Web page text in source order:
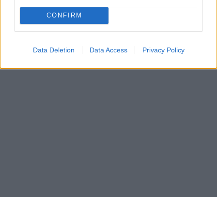
CONFIRM
Data Deletion Data Access Privacy Policy